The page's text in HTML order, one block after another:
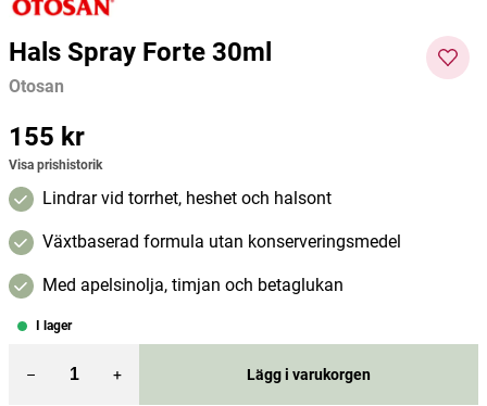
Hals Spray Forte 30ml
Otosan
Pris:155 kr
155 kr
Visa prishistorik
Lindrar vid torrhet, heshet och halsont
Växtbaserad formula utan konserveringsmedel
Med apelsinolja, timjan och betaglukan
I lager
– + Lägg i varukorgen